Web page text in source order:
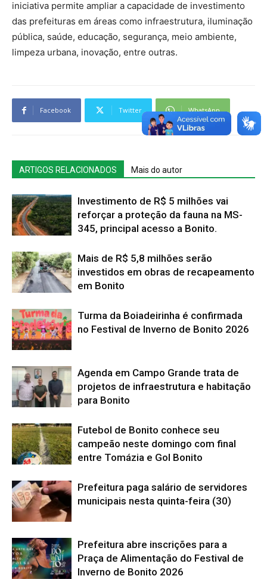
iniciativa permite ampliar a capacidade de investimento
das prefeituras em áreas como infraestrutura, iluminação
pública, saúde, educação, segurança, meio ambiente,
limpeza urbana, inovação, entre outras.
Facebook Twitter WhatsApp
ARTIGOS RELACIONADOS Mais do autor
Investimento de R$ 5 milhões vai
reforçar a proteção da fauna na MS-
345, principal acesso a Bonito.
Mais de R$ 5,8 milhões serão
investidos em obras de recapeamento
em Bonito
Turma da Boiadeirinha é confirmada
no Festival de Inverno de Bonito 2026
Agenda em Campo Grande trata de
projetos de infraestrutura e habitação
para Bonito
Futebol de Bonito conhece seu
campeão neste domingo com final
entre Tomázia e Gol Bonito
Prefeitura paga salário de servidores
municipais nesta quinta-feira (30)
Prefeitura abre inscrições para a
Praça de Alimentação do Festival de
Inverno de Bonito 2026